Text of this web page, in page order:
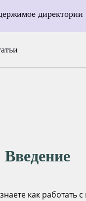
директории
Введение
как работать